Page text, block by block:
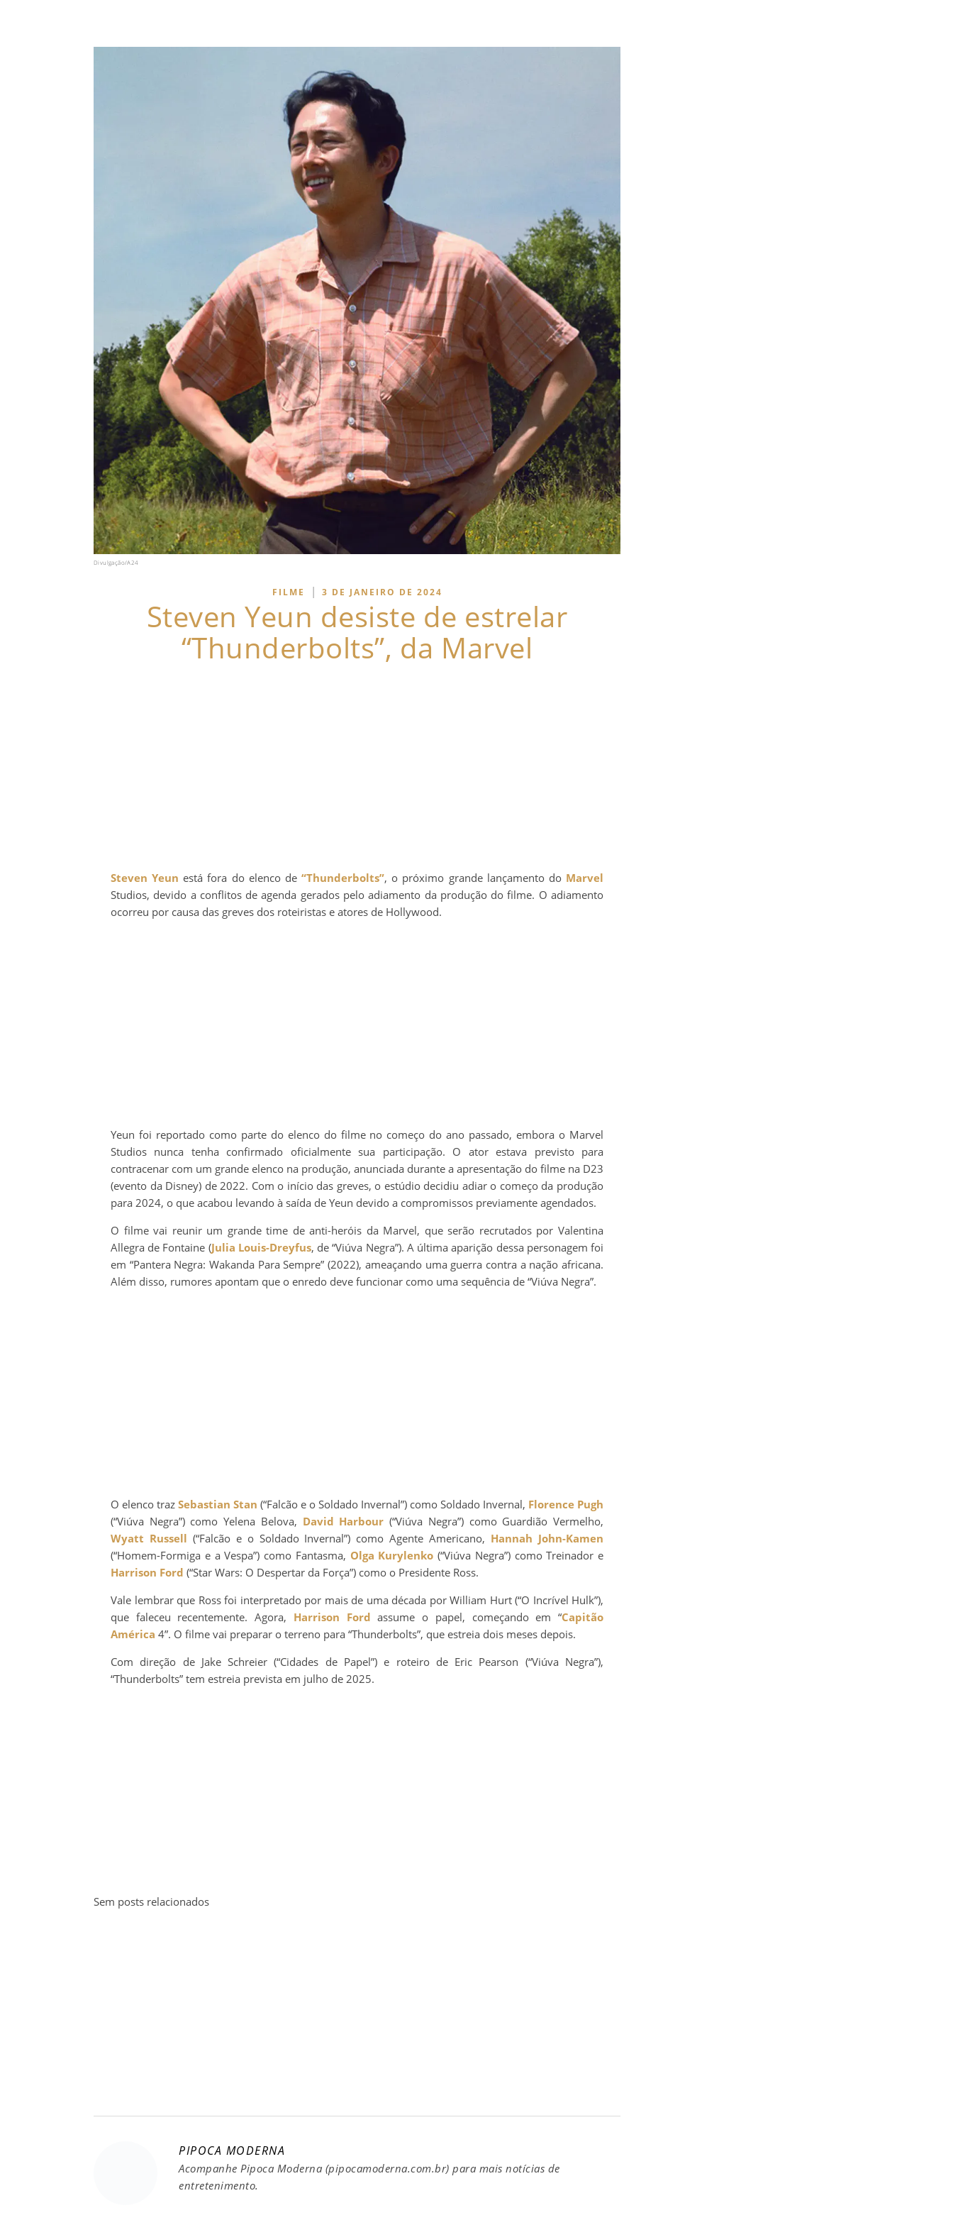
Divulgação/A24
FILME | 3 DE JANEIRO DE 2024
Steven Yeun desiste de estrelar
“Thunderbolts”, da Marvel
Steven Yeun está fora do elenco de“Thunderbolts”, o próximo grande lançamento do Marvel
Studios, devido a conflitos de agenda gerados pelo adiamento da produção do filme. O adiamento
ocorreu por causa das greves dos roteiristas e atores de Hollywood.
Yeun foi reportado como parte do elenco do filme no começo do ano passado, embora o Marvel
Studios nunca tenha confirmado oficialmente sua participação. O ator estava previsto para
contracenar com um grande elenco na produção, anunciada durante a apresentação do filme na D23
(evento da Disney) de 2022. Com o início das greves, o estúdio decidiu adiar o começo da produção
para 2024, o que acabou levando à saída de Yeun devido a compromissos previamente agendados.
O filme vai reunir um grande time de anti-heróis da Marvel, que serão recrutados por Valentina
Allegra de Fontaine (Julia Louis-Dreyfus, de “Viúva Negra”). A última aparição dessa personagem foi
em “Pantera Negra: Wakanda Para Sempre” (2022), ameaçando uma guerra contra a nação africana.
Além disso, rumores apontam que o enredo deve funcionar como uma sequência de “Viúva Negra”.
O elenco traz Sebastian Stan (“Falcão e o Soldado Invernal”) como Soldado Invernal, Florence Pugh
(“Viúva Negra”) como Yelena Belova, David Harbour (“Viúva Negra”) como Guardião Vermelho,
Wyatt Russell (“Falcão e o Soldado Invernal”) como Agente Americano, Hannah John-Kamen
(“Homem-Formiga e a Vespa”) como Fantasma, Olga Kurylenko (“Viúva Negra”) como Treinador e
Harrison Ford (“Star Wars: O Despertar da Força”) como o Presidente Ross.
Vale lembrar que Ross foi interpretado por mais de uma década por William Hurt (“O Incrível Hulk”),
que faleceu recentemente. Agora, Harrison Ford assume o papel, começando em “Capitão
América 4”. O filme vai preparar o terreno para “Thunderbolts”, que estreia dois meses depois.
Com direção de Jake Schreier (“Cidades de Papel”) e roteiro de Eric Pearson (“Viúva Negra”),
“Thunderbolts” tem estreia prevista em julho de 2025.
Sem posts relacionados
PIPOCA MODERNA
Acompanhe Pipoca Moderna (pipocamoderna.com.br) para mais notícias de
entretenimento.